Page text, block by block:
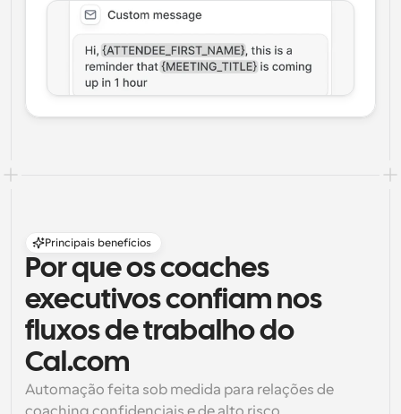
Principais benefícios
Por que os coaches
executivos confiam nos
fluxos de trabalho do
Cal.com
Automação feita sob medida para relações de